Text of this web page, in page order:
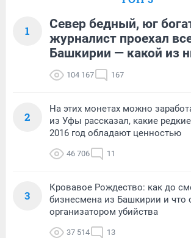
1
Север бедный, юг
журналист проехал
Башкирии — какой из
104 167 167
2
На этих монетах можно
из Уфы рассказал, какие
2016 год обладают ценностью
46 706 11
3
Кровавое Рождество: как до
бизнесмена из Башкирии и что
организатором убийства
37 514 13